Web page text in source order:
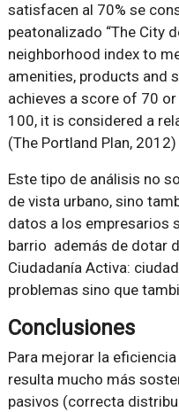
satisfacen al 70% se
peatonalizado “The City
neighborhood index to
amenities, products and
achieves a score of 70
100, it is considered a
(The Portland Plan, 2012)
Este tipo de análisis no
de vista urbano, sino
datos a los empresarios
barrio además de dotar
Ciudadanía Activa:
problemas sino que
Conclusiones
Para mejorar la
resulta mucho más
pasivos (correcta